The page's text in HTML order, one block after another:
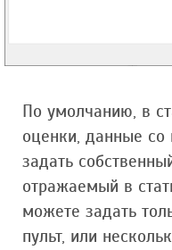
По умолчанию, в
оценки, данные со
задать
отражаемый в
можете задать
пульт, или